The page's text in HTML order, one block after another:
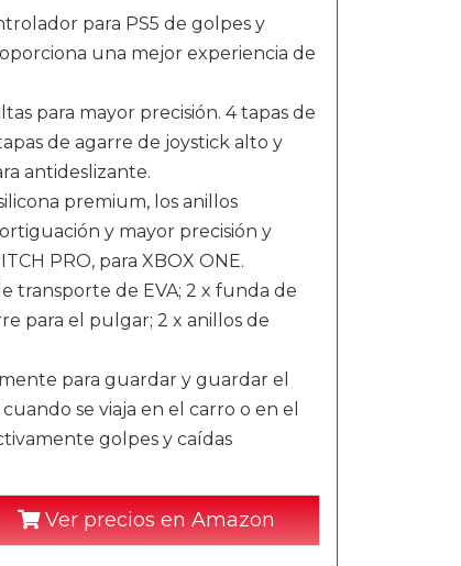
para PS5 de golpes y
una mejor experiencia de
para mayor precisión. 4 tapas de
de agarre de joystick alto y
antideslizante.
premium, los anillos
y mayor precisión y
PRO, para XBOX ONE.
transporte de EVA; 2 x funda de
para el pulgar; 2 x anillos de
para guardar y guardar el
se viaja en el carro o en el
golpes y caídas
Ver precios en Amazon